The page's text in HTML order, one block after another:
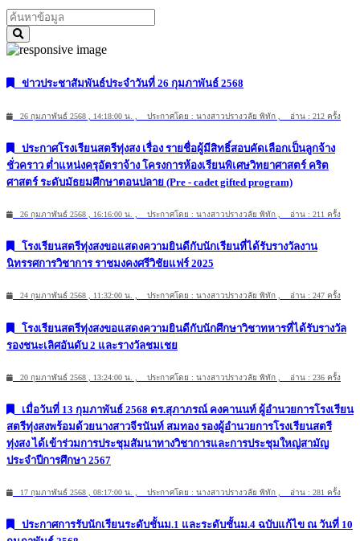
ข่าวประชาสัมพันธ์ประจำวันที่ 26 กุมภาพันธ์ 2568
26 กุมภาพันธ์ 2568 , 14:18:00 น. , ประกาศโดย : นางสาวปรางวลัย พิทัก , อ่าน : 212 ครั้ง
ประกาศโรงเรียนสตรีทุ่งสง เรื่อง รายชื่อผู้มีสิทธิ์สอบคัดเลือกเป็นลูกจ้าง
ชั่วคราว ต่ำแหน่งครุอัตราจ้าง โครงการห้องเรียนพิเศษวิทยาศาสตร์ คริต
ศาสตร์ ระดับมัธยมศึกษาตอนปลาย (Pre - cadet gifted program)
26 กุมภาพันธ์ 2568 , 16:16:00 น. , ประกาศโดย : นางสาวปรางวลัย พิทัก , อ่าน : 211 ครั้ง
โรงเรียนสตรีทุ่งสงขอแสดงความยินดีกับนักเรียนที่ได้รับรางวัลงาน
นิทรรศการวิชาการ ราชมงคงศรีวิชัยแฟร์ 2025
24 กุมภาพันธ์ 2568 , 11:32:00 น. , ประกาศโดย : นางสาวปรางวลัย พิทัก , อ่าน : 247 ครั้ง
โรงเรียนสตรีทุ่งสงขอแสดงความยินดีกับนักศึกษาวิชาทหารที่ได้รับรางวัล
รองชนะเลิศอันดับ 2 และรางวัลชมเชย
20 กุมภาพันธ์ 2568 , 13:24:00 น. , ประกาศโดย : นางสาวปรางวลัย พิทัก , อ่าน : 236 ครั้ง
เมื่อวันที่ 13 กุมภาพันธ์ 2568 ดร.สุภาภรณ์ คงคานนท์ ผู้อำนวยการโรงเรียน
สตรีทุ่งสงพร้อมด้วยนางสาวจีรนันท์ สมทอง รองผู้อำนวยการโรงเรียนสตรี
ทุ่งสง ได้เข้าร่วมการประชุมสัมนาทางวิชาการและการประชุมใหญ่สามัญ
ประจำปีการศึกษา 2567
17 กุมภาพันธ์ 2568 , 08:17:00 น. , ประกาศโดย : นางสาวปรางวลัย พิทัก , อ่าน : 281 ครั้ง
ประกาศการรับนักเรียนระดับชั้นม.1 และระดับชั้นม.4 ฉบับแก้ไข ณ วันที่ 10